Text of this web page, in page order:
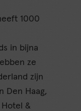
1000
in bijna
ze
zijn
Den Haag,
&